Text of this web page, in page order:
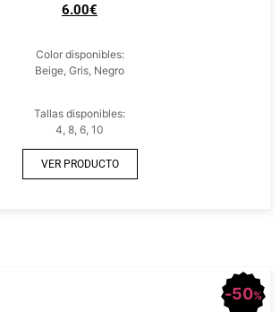
6.00€
Color disponibles:
Beige, Gris, Negro
Tallas disponibles:
4, 8, 6, 10
VER PRODUCTO
50%